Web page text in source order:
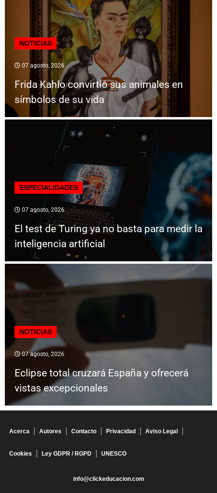
NOTICIAS
07 agosto, 2026
Frida Kahlo convirtió sus animales en
símbolos de su vida
ESPECIALIDADES
07 agosto, 2026
El test de Turing ya no basta para medir la
inteligencia artificial
NOTICIAS
07 agosto, 2026
Eclipse total cruzará España y ofrecerá
vistas excepcionales
Acerca Autores Contacto Privacidad Aviso Legal
Cookies Ley GDPR / RGPD UNESCO
info@clickeducacion.com